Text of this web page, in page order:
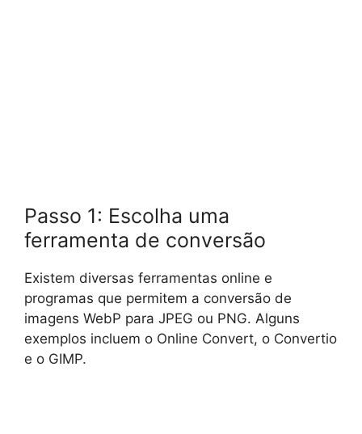
Passo 1: Escolha uma
ferramenta de conversão
Existem diversas ferramentas online e
programas que permitem a conversão de
imagens WebP para JPEG ou PNG. Alguns
exemplos incluem o Online Convert, o Convertio
e o GIMP.